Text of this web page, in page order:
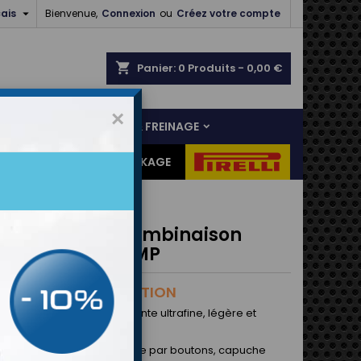
Bienvenue, Connexion ou Créez votre compte

shopping_cart Panier: 0 Produits - 0,00 €
LIAISON AU SOL & FREINAGE
CADEAUX DESTOCKAGE
MODELE - Combinaison
KS Raincoat OMP
MODELE - LIQUIDATION
en matière transparente ultrafine, légère et
thermosoudées, fermeture par boutons, capuche
×